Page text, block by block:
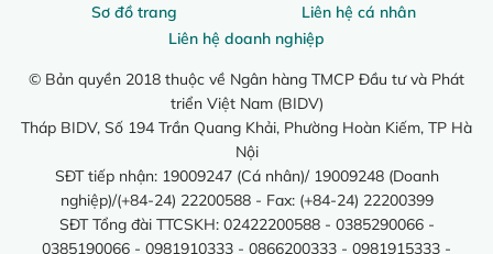
Sơ đồ trang
Liên hệ cá nhân
Liên hệ doanh nghiệp
© Bản quyền 2018 thuộc về Ngân hàng TMCP Đầu tư và Phát
triển Việt Nam (BIDV)
Tháp BIDV, Số 194 Trần Quang Khải, Phường Hoàn Kiếm, TP Hà
Nội
SĐT tiếp nhận: 19009247 (Cá nhân)/ 19009248 (Doanh
nghiệp)/(+84-24) 22200588 - Fax: (+84-24) 22200399
SĐT Tổng đài TTCSKH: 02422200588 - 0385290066 -
0385190066 - 0981910333 - 0866200333 - 0981915333 -